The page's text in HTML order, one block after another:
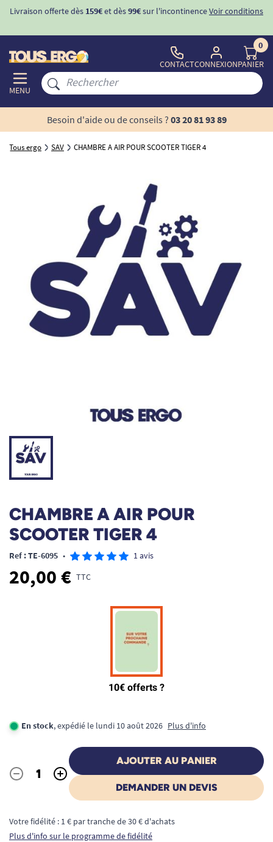
Livraison offerte dès 159€et dès99€sur l'incontinenceVoir conditions
MENU
CONTACTCONNEXION
0
PANIER
Besoin d'aide ou de conseils ? 03 20 81 93 89
Tous ergo SAV CHAMBRE A AIR POUR SCOOTER TIGER 4
CHAMBRE A AIR POUR
SCOOTER TIGER 4
Ref : TE-6095 • 1 avis
20,00 € TTC
En stock, expédié le lundi 10 août 2026 Plus d'info
Quantité
- +
AJOUTER AU PANIER
DEMANDER UN DEVIS
Votre fidélité : 1 € par tranche de 30 € d'achats
Plus d'info sur le programme de fidélité